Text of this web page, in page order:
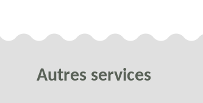
Autres services